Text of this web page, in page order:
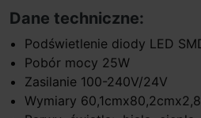
Dane techniczne:
Podświetlenie diody LED
Pobór mocy 25W
Zasilanie 100-240V/24V
Wymiary